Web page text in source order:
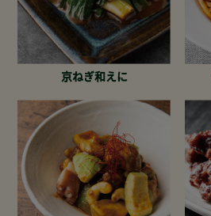
京ねぎ和えに